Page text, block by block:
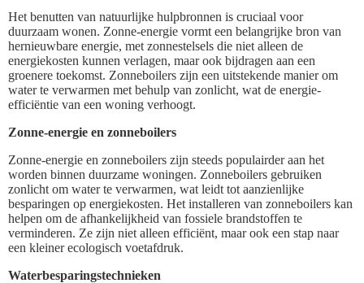
Het benutten van natuurlijke hulpbronnen is cruciaal voor
duurzaam wonen. Zonne-energie vormt een belangrijke bron van
hernieuwbare energie, met zonnestelsels die niet alleen de
energiekosten kunnen verlagen, maar ook bijdragen aan een
groenere toekomst. Zonneboilers zijn een uitstekende manier om
water te verwarmen met behulp van zonlicht, wat de energie-
efficiëntie van een woning verhoogt.
Zonne-energie en zonneboilers
Zonne-energie en zonneboilers zijn steeds populairder aan het
worden binnen duurzame woningen. Zonneboilers gebruiken
zonlicht om water te verwarmen, wat leidt tot aanzienlijke
besparingen op energiekosten. Het installeren van zonneboilers kan
helpen om de afhankelijkheid van fossiele brandstoffen te
verminderen. Ze zijn niet alleen efficiënt, maar ook een stap naar
een kleiner ecologisch voetafdruk.
Waterbesparingstechnieken